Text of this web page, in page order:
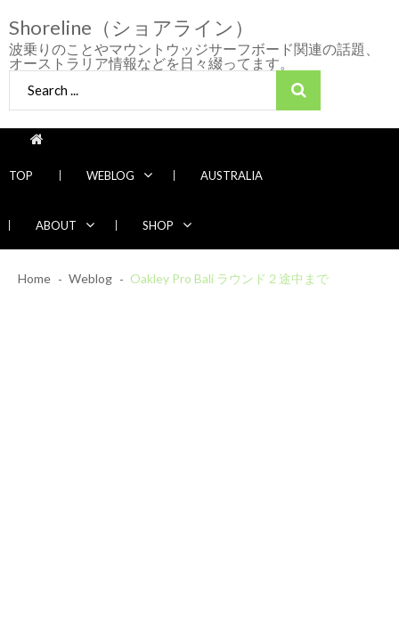
to
navigation
to
content
Shoreline（ショアライン）
波乗りのことやマウントウッジサーフボード関連の話題、
オーストラリア情報などを日々綴ってます。
for:
TOP WEBLOG AUSTRALIA
ABOUT SHOP
多め
Home Weblog Oakley Pro Bali ラウンド２途中まで